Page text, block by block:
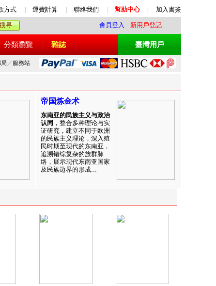
方式 運費計算 聯絡我們 幫助中心 加入書簽
會員登入 新用戶登記
分類瀏覽 雜誌 臺灣用戶
／ 服務站
帝国炼金术
东南亚的民族主义与政治
认同 ，整合多种理论与实
证研究，建立不同于欧洲
的民族主义理论，深入殖
民时期至现代的东南亚，
追溯错综复杂的族群脉
络，展示现代东南亚国家
及民族边界的形成...